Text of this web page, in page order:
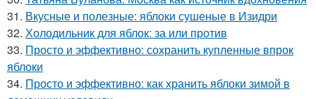
31. Вкусные и полезные: яблоки сушеные в Изидри
32. Холодильник для яблок: за или против
33. Просто и эффективно: сохранить купленные впрок
яблоки
34. Просто и эффективно: как хранить яблоки зимой в